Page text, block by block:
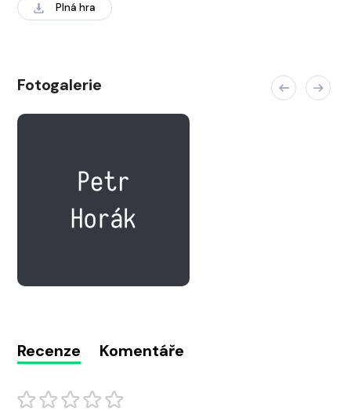
Plná hra
Fotogalerie
Recenze Komentáře